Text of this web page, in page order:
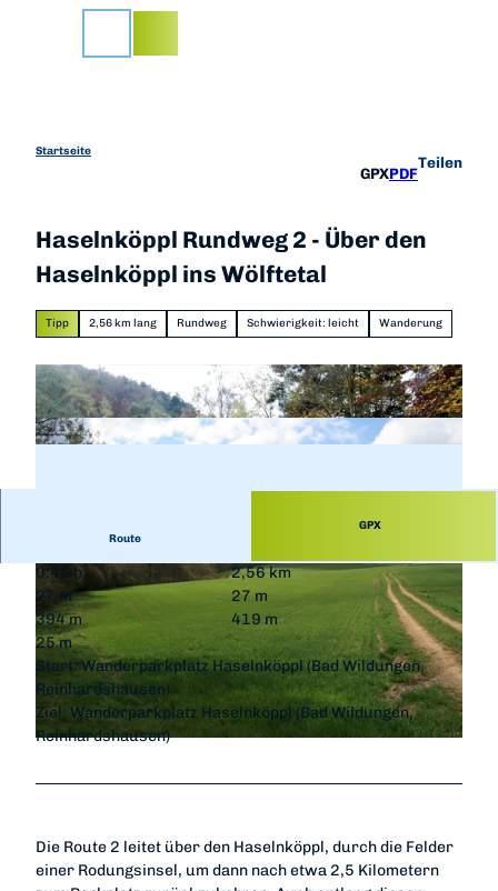
Startseite
GPXPDF
Teilen
Haselnköppl Rundweg 2 - Über den
Haselnköppl ins Wölftetal
Tipp 2,56 km lang Rundweg Schwierigkeit: leicht Wanderung
© Gereon Schoplick, Stadtmarketing Bad Wildungen
© Naturpark Kellerwald-Edersee, Edersee | Deine Region: wild, bunt, gesund.
Route
GPX
0:45 h
2,56 km
27 m
27 m
394 m
419 m
25 m
Start: Wanderparkplatz Haselnköppl (Bad Wildungen,
Reinhardshausen)
Ziel: Wanderparkplatz Haselnköppl (Bad Wildungen,
Reinhardshausen)
Die Route 2 leitet über den Haselnköppl, durch die Felder
einer Rodungsinsel, um dann nach etwa 2,5 Kilometern